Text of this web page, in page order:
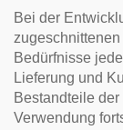
Bei der
Bedürfnisse
Lieferung und
Bestandteile
Verwendung